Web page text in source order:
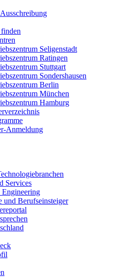
Seligenstadt
Ratingen
Stuttgart
Sondershausen
Berlin
München
Hamburg
Anmeldung
Services
und Berufseinsteiger